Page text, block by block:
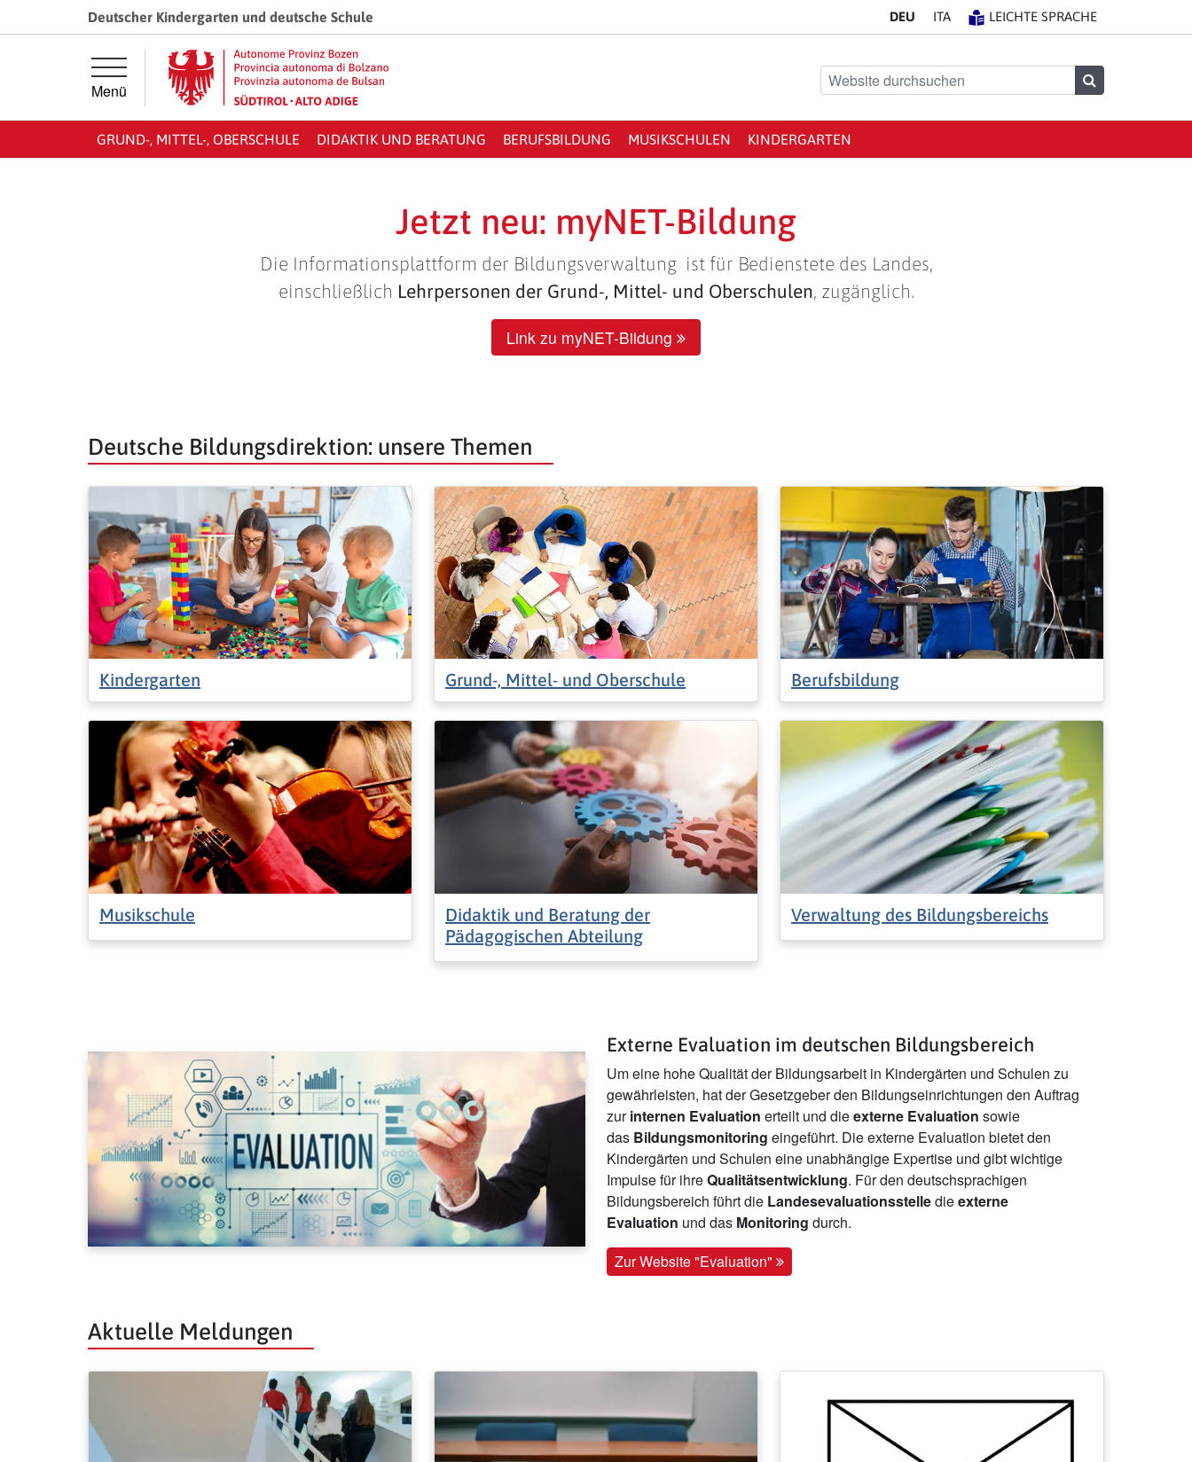
Springe direkt zur Hauptnavigation
Springe direkt zum InhaltDeutscher Kindergarten und deutsche Schule DEU ITA LEICHTE SPRACHE
Menü
Website durchsuchen
GRUND-, MITTEL-, OBERSCHULE DIDAKTIK UND BERATUNG BERUFSBILDUNG MUSIKSCHULEN KINDERGARTEN
Jetzt neu: myNET-Bildung
Die Informationsplattform der Bildungsverwaltung ist für Bedienstete des Landes,
einschließlich Lehrpersonen der Grund-, Mittel- und Oberschulen, zugänglich.
Link zu myNET-Bildung
Deutsche Bildungsdirektion: unsere Themen
Kindergarten Grund-, Mittel- und Oberschule Berufsbildung
Musikschule
Didaktik und Beratung der
Pädagogischen Abteilung
Verwaltung des Bildungsbereichs
Externe Evaluation im deutschen Bildungsbereich
Um eine hohe Qualität der Bildungsarbeit in Kindergärten und Schulen zu
gewährleisten, hat der Gesetzgeber den Bildungseinrichtungen den Auftrag
zurinternen Evaluation erteilt und dieexterne Evaluation sowie
das Bildungsmonitoring eingeführt. Die externe Evaluation bietet den
Kindergärten und Schulen eine unabhängige Expertise und gibt wichtige
Impulse für ihreQualitätsentwicklung. Für den deutschsprachigen
Bildungsbereich führt die Landesevaluationsstelledieexterne
Evaluation und das Monitoring durch.
Zur Website "Evaluation"
Aktuelle Meldungen